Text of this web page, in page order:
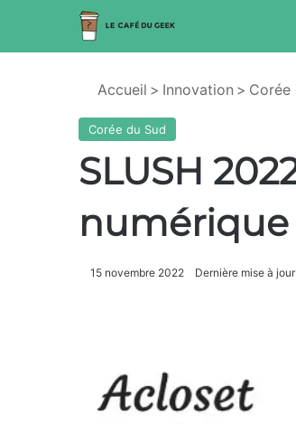
Accueil > Innovation > Corée
Corée du Sud
SLUSH
numérique
15 novembre 2022 Dernière mise à